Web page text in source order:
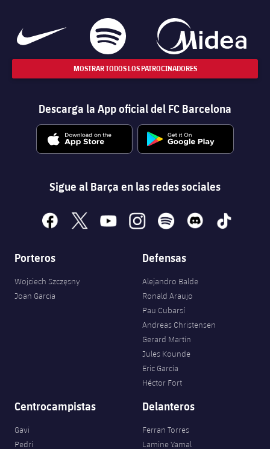
MOSTRAR TODOS LOS PATROCINADORES
Descarga la App oficial del FC Barcelona
Sigue al Barça en las redes sociales
facebook
x youtubeinstagramspotify discord tiktok
Porteros
Wojciech Szczęsny
Joan Garcia
Defensas
Alejandro Balde
Ronald Araujo
Pau Cubarsí
Andreas Christensen
Gerard Martín
Jules Kounde
Eric García
Héctor Fort
Centrocampistas
Gavi
Pedri
Delanteros
Ferran Torres
Lamine Yamal